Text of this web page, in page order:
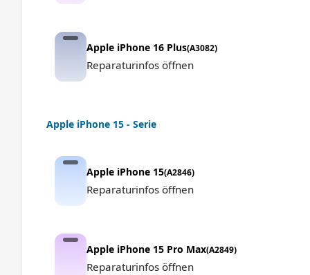
Apple iPhone 16 Plus(A3082)
Reparaturinfos öffnen
Apple iPhone 15 - Serie
Apple iPhone 15(A2846)
Reparaturinfos öffnen
Apple iPhone 15 Pro Max(A2849)
Reparaturinfos öffnen